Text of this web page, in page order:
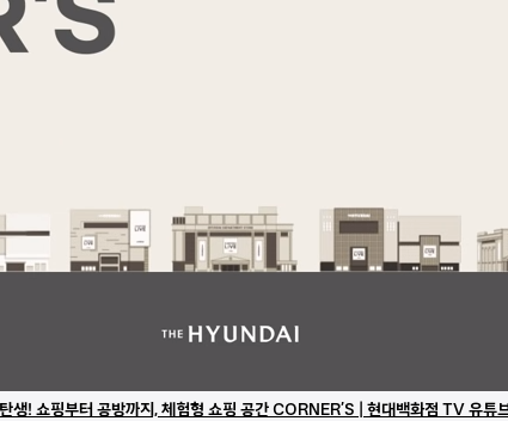
! 쇼핑부터 공방까지, 체험형 쇼핑 공간 CORNER’S | 현대백화점 TV 유튜